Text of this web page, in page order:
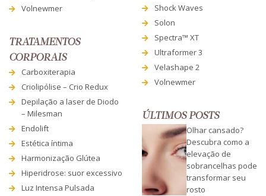
Volnewmer
TRATAMENTOS
CORPORAIS
Carboxiterapia
Criolipólise – Crio Redux
Depilação a laser de Diodo
– Milesman
Endolift
Estética íntima
Harmonização Glútea
Hiperidrose: suor excessivo
Luz Intensa Pulsada
Shock Waves
Solon
Spectra™ XT
Ultraformer 3
Velashape 2
Volnewmer
ÚLTIMOS POSTS
Olhar cansado?
Descubra como a
elevação de
sobrancelhas pode
transformar seu
rosto